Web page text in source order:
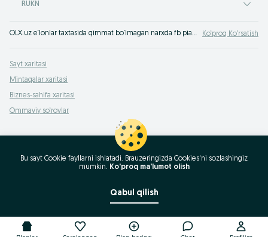
RUKN
OLX.uz e‘lonlar taxtasida qimmat bo‘lmagan narxda fb pianino Chiroqchi sotib olish mumkin - fortepiano yoki royal sotilishi haqida eng yaxshi takliflar. Klavishali musiqa asboblarini bizda xarid qil! Ko‘proq Ko‘rsatish
Sayt xaritasi
Mintaqalar xaritasi
Biznes-sahifa xaritasi
Ommaviy so‘rovlar
Bu sayt Cookie fayllarni ishlatadi. Brauzeringizda Cookies'ni sozlashingiz
mumkin. Ko'proq ma'lumot olish
Qabul qilish